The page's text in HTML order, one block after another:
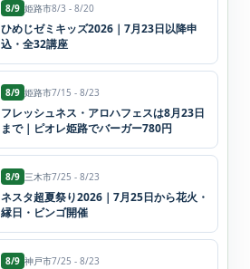
8/9 姫路市8/3 - 8/20
ひめじゼミキッズ2026｜7月23日以降申
込・全32講座
8/9 姫路市7/15 - 8/23
フレッシュネス・アロハフェスは8月23日
まで｜ピオレ姫路でバーガー780円
8/9 三木市7/25 - 8/23
ネスタ超夏祭り2026｜7月25日から花火・
縁日・ビンゴ開催
8/9 神戸市7/25 - 8/23